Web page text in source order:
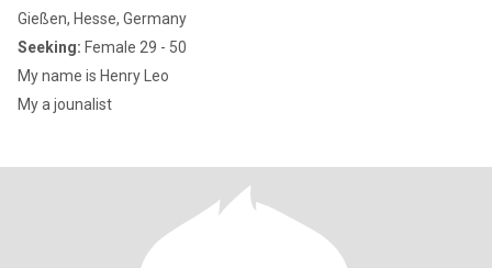
Gießen, Hesse, Germany
Seeking: Female 29 - 50
My name is Henry Leo
My a jounalist